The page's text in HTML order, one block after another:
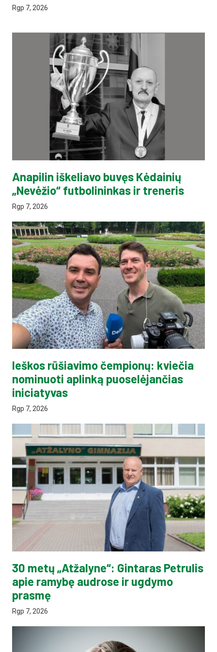
Rgp 7, 2026
Anapilin iškeliavo buvęs Kėdainių
„Nevėžio“ futbolininkas ir treneris
Rgp 7, 2026
Ieškos rūšiavimo čempionų: kviečia
nominuoti aplinką puoselėjančias
iniciatyvas
Rgp 7, 2026
30 metų „Atžalyne“: Gintaras Petrulis
apie ramybę audrose ir ugdymo
prasmę
Rgp 7, 2026